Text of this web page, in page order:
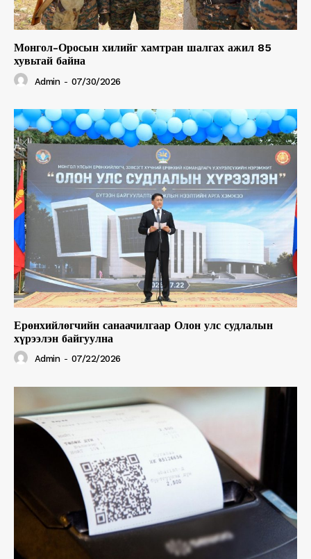
Монгол-Оросын хилийг хамтран шалгах ажил 85
хувьтай байна
Admin - 07/30/2026
Ерөнхийлөгчийн санаачилгаар Олон улс судлалын
хүрээлэн байгуулна
Admin - 07/22/2026